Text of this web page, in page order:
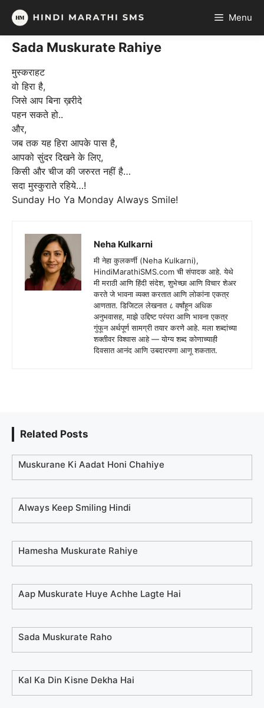
Skip
content
Menu
Sada Muskurate Rahiye
मुस्कराहट
वो हिरा है,
जिसे आप बिना ख़रीदे
पहन सकते हो..
और,
जब तक यह हिरा आपके पास है,
आपको सुंदर दिखने के लिए,
किसी और चीज की जरुरत नहीं है…
सदा मुस्कुराते रहिये…!
Sunday Ho Ya Monday Always Smile!
Neha Kulkarni
मी नेहा कुलकर्णी (Neha Kulkarni),
HindiMarathiSMS.com ची संपादक आहे. येथे
मी मराठी आणि हिंदी संदेश, शुभेच्छा आणि विचार शेअर
करते जे भावना व्यक्त करतात आणि लोकांना एकत्र
आणतात. डिजिटल लेखनात ८ वर्षांहून अधिक
अनुभवासह, माझे उद्दिष्ट परंपरा आणि भावना एकत्र
गुंफून अर्थपूर्ण सामग्री तयार करणे आहे. मला शब्दांच्या
शक्तीवर विश्वास आहे — योग्य शब्द कोणाच्याही
दिवसात आनंद आणि उबदारपणा आणू शकतात.
Related Posts
Muskurane Ki Aadat Honi Chahiye
Always Keep Smiling Hindi
Hamesha Muskurate Rahiye
Aap Muskurate Huye Achhe Lagte Hai
Sada Muskurate Raho
Kal Ka Din Kisne Dekha Hai